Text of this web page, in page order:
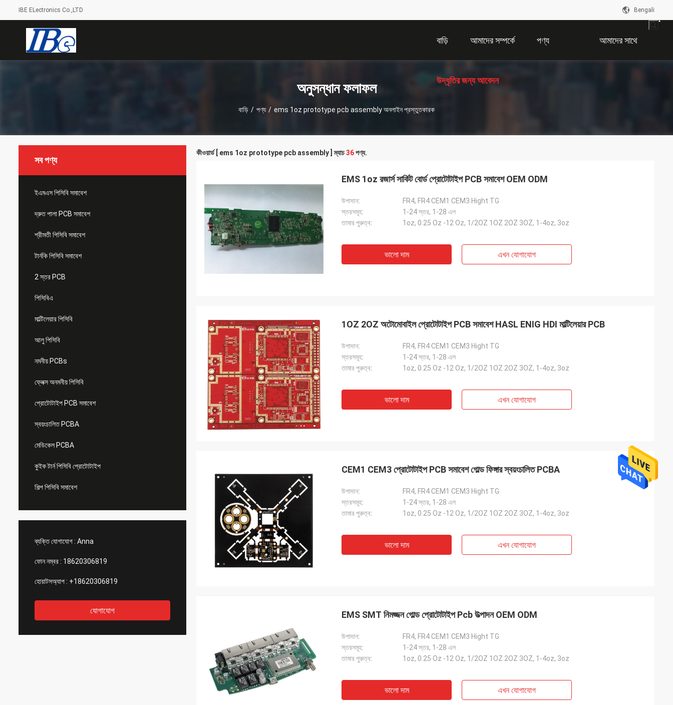
IBE ELectronics Co.,LTD Bengali
বাড়ি আমাদের সম্পর্কে পণ্য আমাদের সাথে
যোগাযোগ করুন
উদ্ধৃতির জন্য আবেদন
অনুসন্ধান ফলাফল
বাড়ি / পণ্য / ems 1oz prototype pcb assembly অনলাইন প্রস্তুতকারক
সব পণ্য
ইএমএস পিসিবি সমাবেশ
দ্রুত পালা PCB সমাবেশ
শ্রীমতী পিসিবি সমাবেশ
টার্নকি পিসিবি সমাবেশ
2 স্তর PCB
পিসিবিএ
মাল্টিলেয়ার পিসিবি
আলু পিসিবি
নমনীয় PCBs
ফ্লেক্স অনমনীয় পিসিবি
প্রোটোটাইপ PCB সমাবেশ
স্বয়ংচালিত PCBA
মেডিকেল PCBA
কুইক টার্ন পিসিবি প্রোটোটাইপ
শিল্প পিসিবি সমাবেশ
ব্যক্তি যোগাযোগ : Anna
ফোন নম্বর : 18620306819
হোয়াটসঅ্যাপ : +18620306819
যোগাযোগ
কীওয়ার্ড [ ems 1oz prototype pcb assembly ] ম্যাচ36পণ্য.
EMS 1oz রজার্স সার্কিট বোর্ড প্রোটোটাইপ PCB সমাবেশ OEM ODM
উপাদান:
FR4, FR4 CEM1 CEM3 Hight TG
স্তরসমূহ:
1-24 স্তর, 1-28 এল
তামার পুরুত্ব:
1oz, 0.25 Oz -12 Oz, 1/2OZ 1OZ 2OZ 3OZ, 1-4oz, 3oz
ভালো দাম এখন যোগাযোগ
1OZ 2OZ অটোমোবাইল প্রোটোটাইপ PCB সমাবেশ HASL ENIG HDI মাল্টিলেয়ার PCB
উপাদান:
FR4, FR4 CEM1 CEM3 Hight TG
স্তরসমূহ:
1-24 স্তর, 1-28 এল
তামার পুরুত্ব:
1oz, 0.25 Oz -12 Oz, 1/2OZ 1OZ 2OZ 3OZ, 1-4oz, 3oz
ভালো দাম এখন যোগাযোগ
CEM1 CEM3 প্রোটোটাইপ PCB সমাবেশ গোল্ড ফিঙ্গার স্বয়ংচালিত PCBA
উপাদান:
FR4, FR4 CEM1 CEM3 Hight TG
স্তরসমূহ:
1-24 স্তর, 1-28 এল
তামার পুরুত্ব:
1oz, 0.25 Oz -12 Oz, 1/2OZ 1OZ 2OZ 3OZ, 1-4oz, 3oz
ভালো দাম এখন যোগাযোগ
EMS SMT নিমজ্জন গোল্ড প্রোটোটাইপ Pcb উত্পাদন OEM ODM
উপাদান:
FR4, FR4 CEM1 CEM3 Hight TG
স্তরসমূহ:
1-24 স্তর, 1-28 এল
তামার পুরুত্ব:
1oz, 0.25 Oz -12 Oz, 1/2OZ 1OZ 2OZ 3OZ, 1-4oz, 3oz
ভালো দাম এখন যোগাযোগ